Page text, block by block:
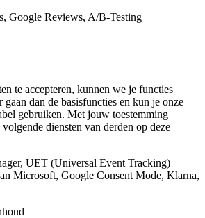
Google Reviews, A/B-Testing
te accepteren, kunnen we je functies
gaan dan de basisfuncties en kun je onze
gebruiken. Met jouw toestemming
diensten van derden op deze
UET (Universal Event Tracking)
Microsoft, Google Consent Mode, Klarna,